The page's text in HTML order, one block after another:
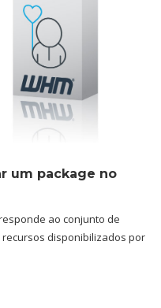
um package no
ao conjunto de
disponibilizados por